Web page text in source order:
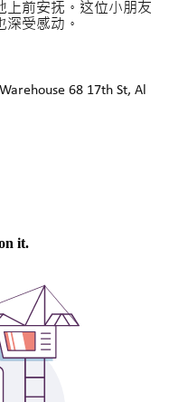
上前安抚。这位小朋友
受感动。
68 17th St, Al